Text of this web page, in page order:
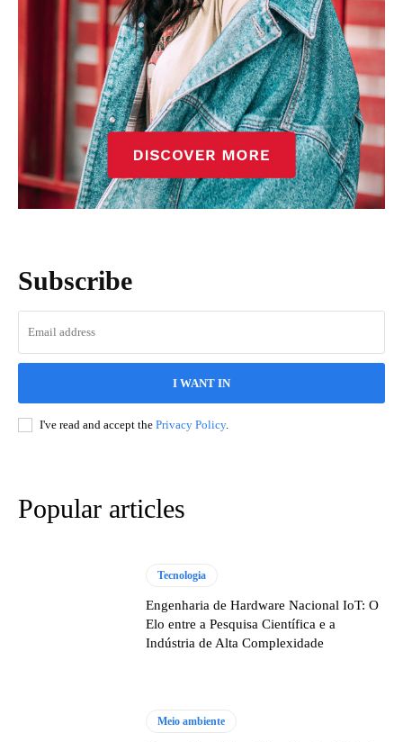
Subscribe
I WANT IN
I've read and accept the Privacy Policy.
Popular articles
Tecnologia
Engenharia de Hardware Nacional IoT: O
Elo entre a Pesquisa Científica e a
Indústria de Alta Complexidade
Meio ambiente